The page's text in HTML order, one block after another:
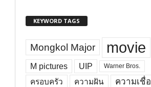
KEYWORD TAGS
Mongkol Major movie
M pictures UIP Warner Bros.
ครอบครัว ความฝัน
ความเชื่อ